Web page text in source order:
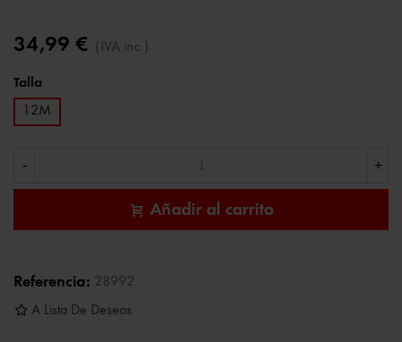
34,99 € (IVA inc.)
Talla
12M
- +
Añadir al carrito
Referencia: 28992
A Lista De Deseos